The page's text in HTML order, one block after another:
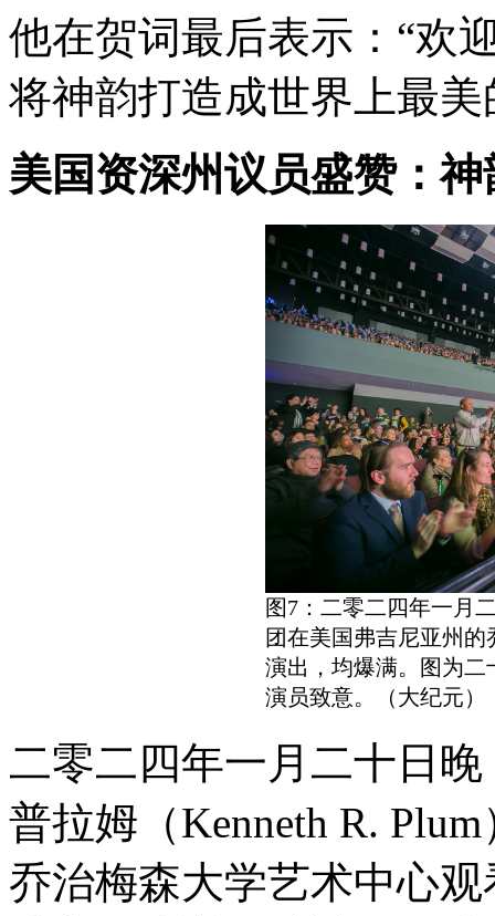
他在贺词最后表示：“欢
将神韵打造成世界上最
美国资深州议员盛赞：
图7：二零二四年一月
团在美国弗吉尼亚州
演出，均爆满。图为
演员致意。（大纪元）
二零二四年一月二十日
普拉姆（Kenneth R.
乔治梅森大学艺术中心